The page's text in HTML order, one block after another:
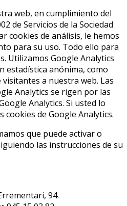
web, en cumplimiento del
de Servicios de la Sociedad
cookies de análisis, le hemos
para su uso. Todo ello para
Utilizamos Google Analytics
estadística anónima, como
a nuestra web. Las
Analytics se rigen por las
Analytics. Si usted lo
cookies de Google Analytics.
que puede activar o
las instrucciones de su
94.